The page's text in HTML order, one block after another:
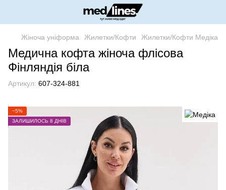
Жіноча уніформа Жилетки/Кофти Жилетки/Кофти Медіка
Медична кофта жіноча флісова
Фінляндія біла
Артикул: 607-324-881
−5%
ЗАЛИШИЛОСЬ 8 ДНІВ